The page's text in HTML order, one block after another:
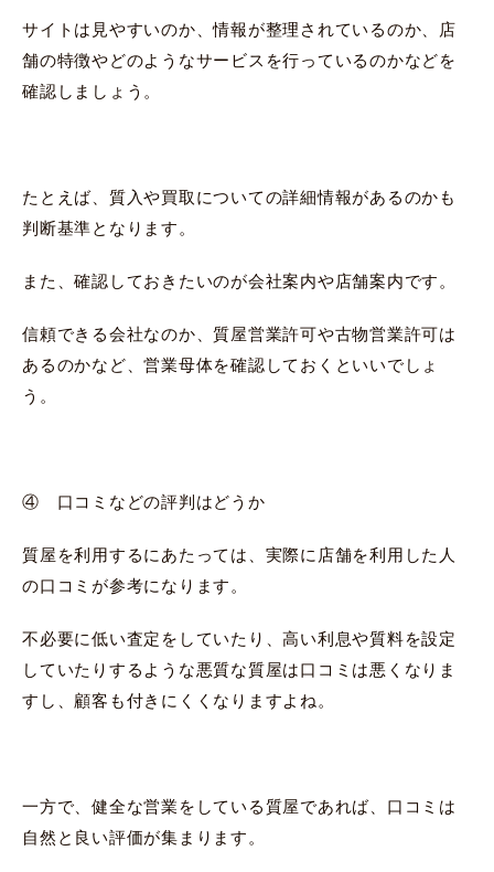
サイトは見やすいのか、情報が整理されているのか、店
舗の特徴やどのようなサービスを行っているのかなどを
確認しましょう。
たとえば、質入や買取についての詳細情報があるのかも
判断基準となります。
また、確認しておきたいのが会社案内や店舗案内です。
信頼できる会社なのか、質屋営業許可や古物営業許可は
あるのかなど、営業母体を確認しておくといいでしょ
う。
④ 口コミなどの評判はどうか
質屋を利用するにあたっては、実際に店舗を利用した人
の口コミが参考になります。
不必要に低い査定をしていたり、高い利息や質料を設定
していたりするような悪質な質屋は口コミは悪くなりま
すし、顧客も付きにくくなりますよね。
一方で、健全な営業をしている質屋であれば、口コミは
自然と良い評価が集まります。